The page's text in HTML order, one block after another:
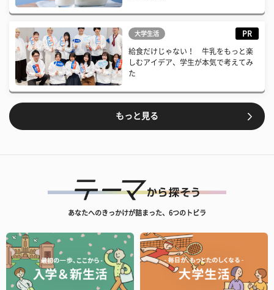
大学生活 PR
給食だけじゃない！ 牛乳をもっと楽
しむアイデア、学生が本気で考えてみ
た
もっと見る
あなたへのきっかけが詰まった、6つのトビラ